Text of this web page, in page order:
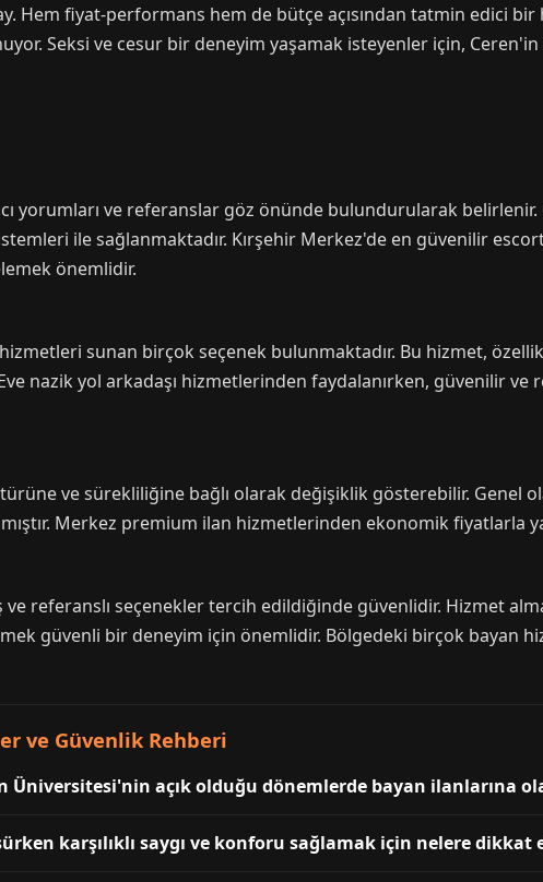
Hem fiyat-performans hem de bütçe açısından tatmin edici bir
Seksi ve cesur bir deneyim yaşamak isteyenler için,
yorumları ve referanslar göz önünde bulundurularak
ile sağlanmaktadır. Kırşehir Merkez'de en güvenilir
önemlidir.
sunan birçok seçenek bulunmaktadır. Bu hizmet,
nazik yol arkadaşı hizmetlerinden faydalanırken, güvenilir ve
ve sürekliliğine bağlı olarak değişiklik gösterebilir. Genel
Merkez premium ilan hizmetlerinden ekonomik fiyatlarla
referanslı seçenekler tercih edildiğinde güvenlidir. Hizmet
güvenli bir deneyim için önemlidir. Bölgedeki birçok bayan
ve Güvenlik Rehberi
Üniversitesi'nin açık olduğu dönemlerde bayan ilanlarına
karşılıklı saygı ve konforu sağlamak için nelere dikkat